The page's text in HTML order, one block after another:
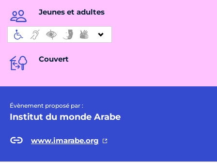
Jeunes et adultes
Couvert
Évènement proposé par :
Institut du monde Arabe
www.imarabe.org